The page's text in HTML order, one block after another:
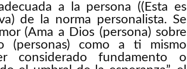
a la persona ((Esta es
de la norma personalista. Se
(Ama a Dios (persona) sobre
como a ti mismo
considerado fundamento o